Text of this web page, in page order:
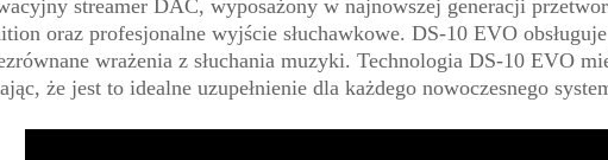
streamer DAC, wyposażony w najnowszej generacji
oraz profesjonalne wyjście słuchawkowe. DS-10 EVO
wrażenia z słuchania muzyki. Technologia DS-10 EVO
że jest to idealne uzupełnienie dla każdego nowoczesnego